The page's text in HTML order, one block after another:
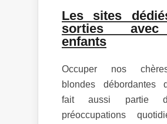
Les sites
sorties
enfants
Occuper nos
blondes débordantes
fait aussi partie
préoccupations